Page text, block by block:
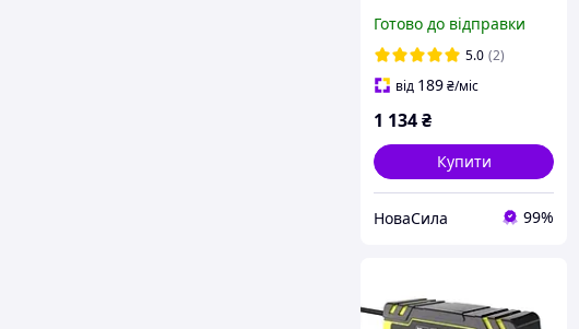
GEL) ,YTX9-BS GEL,
Готово до відправки
5.0 (2)
від 189₴/міс
1 134₴
Купити
НоваСила 99%